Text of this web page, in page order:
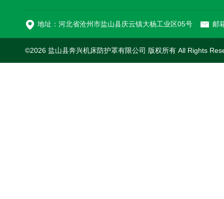
地址：河北省沧州市盐山县庆云镇大杨工业区05号 邮
©2026 盐山县奔兴机床防护罩有限公司 版权所有 All Rights